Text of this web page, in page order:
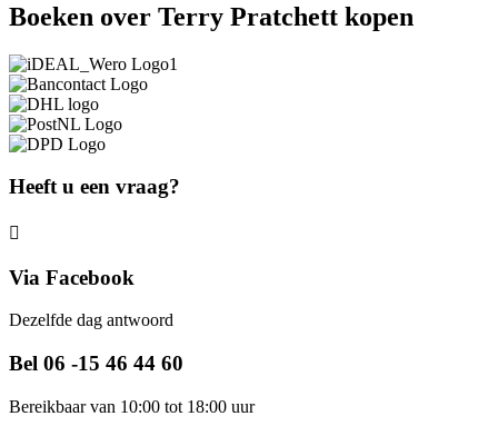
Boeken over Terry Pratchett kopen
Heeft u een vraag?
Via Facebook
Dezelfde dag antwoord
Bel 06 -15 46 44 60
Bereikbaar van 10:00 tot 18:00 uur